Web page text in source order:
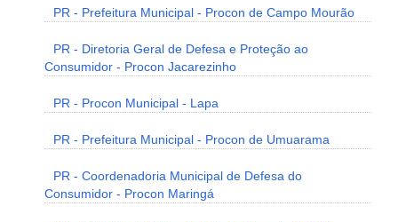
PR - Prefeitura Municipal - Procon de Campo Mourão
PR - Diretoria Geral de Defesa e Proteção ao
Consumidor - Procon Jacarezinho
PR - Procon Municipal - Lapa
PR - Prefeitura Municipal - Procon de Umuarama
PR - Coordenadoria Municipal de Defesa do
Consumidor - Procon Maringá